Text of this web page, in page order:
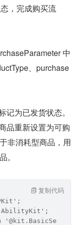
，完成购买流
中
、purchase
为已发货状态。
品重新设置为可购
非消耗型商品，用
。
复制代码